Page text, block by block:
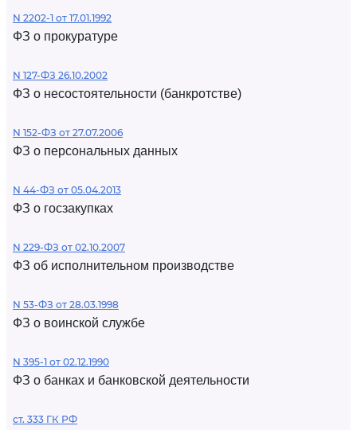
N 2202-1 от 17.01.1992
ФЗ о прокуратуре
N 127-ФЗ 26.10.2002
ФЗ о несостоятельности (банкротстве)
N 152-ФЗ от 27.07.2006
ФЗ о персональных данных
N 44-ФЗ от 05.04.2013
ФЗ о госзакупках
N 229-ФЗ от 02.10.2007
ФЗ об исполнительном производстве
N 53-ФЗ от 28.03.1998
ФЗ о воинской службе
N 395-1 от 02.12.1990
ФЗ о банках и банковской деятельности
ст. 333 ГК РФ